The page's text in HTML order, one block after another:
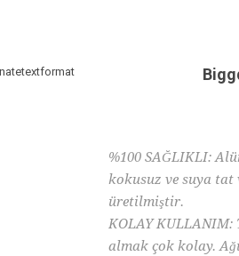
%100 SAĞLIKLI:
kokusuz ve suya tat
üretilmiştir.
KOLAY KULLANIM:
almak çok kolay.